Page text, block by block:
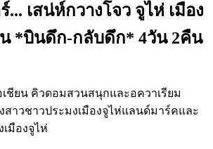
เสน่ห์กวางโจว จูไห่ เมือง
*บินดึก-กลับดึก* 4วัน 2คืน
ชียน คิวดอมสวนสนุกและอควาเรียม
าวชาวประมงเมืองจูไห่แลนด์มาร์คและ
มืองจูไห่